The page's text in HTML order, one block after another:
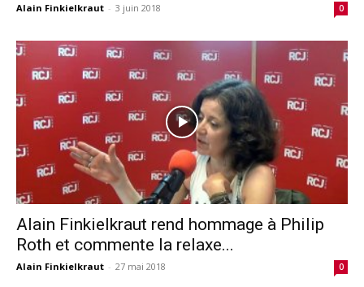
Alain Finkielkraut - 3 juin 2018 0
Alain Finkielkraut rend hommage à Philip
Roth et commente la relaxe...
Alain Finkielkraut - 27 mai 2018 0